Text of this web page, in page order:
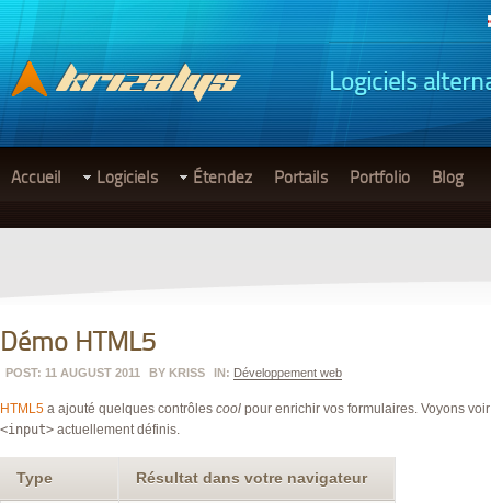
Logiciels
Accueil Logiciels Étendez Portails Portfolio Blog
Démo HTML5
POST: 11 AUGUST 2011 BY KRISS IN: Développement web
HTML5 a ajouté quelques contrôles cool pour enrichir vos formulaires. Voyons
<input> actuellement définis.
Type Résultat dans votre navigateur